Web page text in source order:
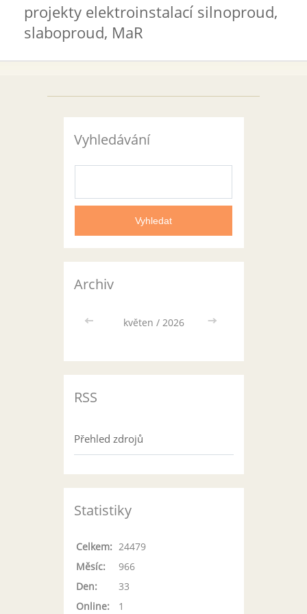
projekty elektroinstalací silnoproud,
slaboproud, MaR
Vyhledávání
Archiv
<< květen / 2026 >>
RSS
Přehled zdrojů
Statistiky
Online: 1
Celkem: 24479
Měsíc:
966
Den:
33